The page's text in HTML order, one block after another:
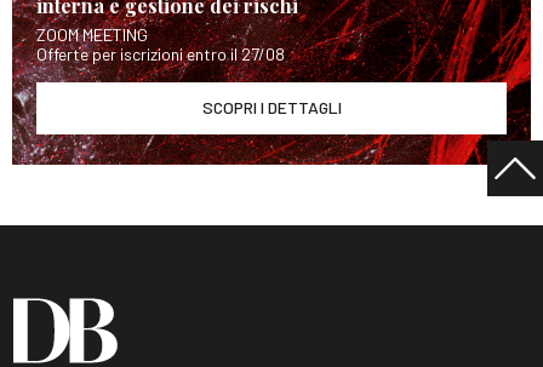
interna e gestione dei rischi
ZOOM MEETING
Offerte per iscrizioni entro il 27/08
SCOPRI I DETTAGLI